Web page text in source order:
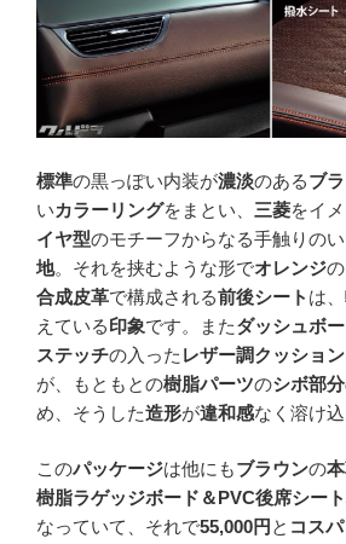
標準の黒っぽい内装が濃淡のあるブ
いカラーリングをまとい、 三菱をイ
イヤ型のモチーフからなる手触りの
地。それを挟むような形でオレンジの
合成皮革で構成される前後シート は、
えている印象です。またダッシュボ
ステッチの入った レザー調クッション
が、もともとの樹脂パーツのシボ部分
め、そうした造形が違和感なく溶け込
このパッケージは他にもブラウンの
樹脂ラゲッジボード＆PVC後席シー
なっていて、それで55,000円 と コスパ